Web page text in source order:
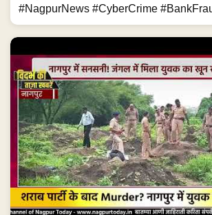
#NagpurNews #CyberCrime